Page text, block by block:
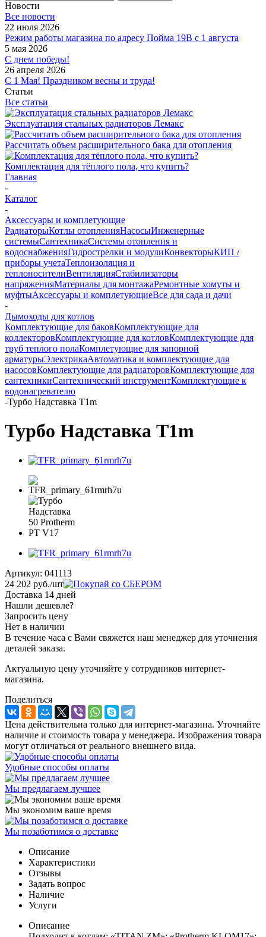
Новости
Все новости
22 июля 2026
Режим работы магазина по адресу Пойма 19В с 1 августа
5 мая 2026
С днем победы!
26 апреля 2026
С 1 Мая! Праздником весны и труда!
Статьи
Все статьи
Эксплуатация стальных радиаторов Лемакс
Рассчитать объем расширительного бака для отопления
Комплектация для тёплого пола, что купить?
Главная
-
Каталог
-
Аксессуары и комплетующие
РадиаторыКотлы отопленияНасосыИнженерные
системыСантехникаСистемы отопления и
водоснабженияГидрострелки и модулиКонвекторыКИП /
приборы учетаТеплоизоляция и
теплоносителиВентиляцияСтабилизаторы
напряженияМатериалы для монтажаРемонтные хомуты и
муфтыАксессуары и комплетующиеВсе для сада и дачи
-
Дымоходы для котлов
Комплектующие для баковКомплектующие для
коллекторовКомплектующие для котловКомплектующие для
труб теплого полаКомплетующие для запорной
арматурыЭлектрикаАвтоматика и комплектующие для
насосовКомплектующие для радиаторовКомплектующие для
сантехникиСантехнический инструментКомплектующие к
водонагревателю
-Турбо Надставка Т1m
Турбо Надставка Т1m
Артикул: 041113
24 202 руб./шт
Доставка 14 дней
Нашли дешевле?
Запросить цену
Нет в наличии
В течение часа с Вами свяжется наш менеджер для уточнения
деталей заказа.
Актуальную цену уточняйте у сотрудников интернет-
магазина.
Поделиться
Цена действительна только для интернет-магазина. Уточняйте
наличие и стоимость товара у менеджера. Изображения товара
могут отличаться от реального внешнего вида.
Удобные способы оплаты
Мы предлагаем лучшее
Мы экономим ваше время
Мы позаботимся о доставке
Описание
Характеристики
Отзывы
Задать вопрос
Наличие
Услуги
Описание